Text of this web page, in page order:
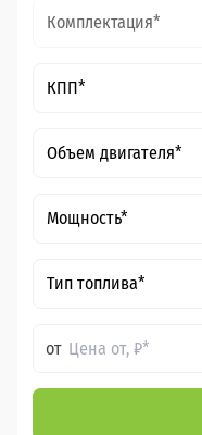
Комплектация*
КПП*
Объем двигателя*
Мощность*
Тип топлива*
от